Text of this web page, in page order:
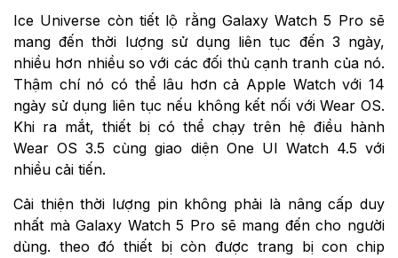
Ice Universe còn tiết lộ rằng Galaxy Watch 5 Pro sẽ
mang đến thời lượng sử dụng liên tục đến 3 ngày,
nhiều hơn nhiều so với các đối thủ cạnh tranh của nó.
Thậm chí nó có thể lâu hơn cả Apple Watch với 14
ngày sử dụng liên tục nếu không kết nối với Wear OS.
Khi ra mắt, thiết bị có thể chạy trên hệ điều hành
Wear OS 3.5 cùng giao diện One UI Watch 4.5 với
nhiều cải tiến.
Cải thiện thời lượng pin không phải là nâng cấp duy
nhất mà Galaxy Watch 5 Pro sẽ mang đến cho người
dùng. theo đó thiết bị còn được trang bị con chip